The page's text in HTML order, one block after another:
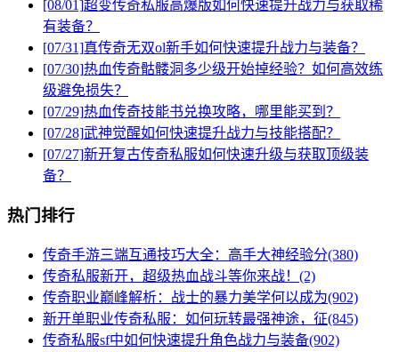
[08/01]超变传奇私服高爆版如何快速提升战力与获取稀
有装备？
[07/31]真传奇无双ol新手如何快速提升战力与装备？
[07/30]热血传奇骷髅洞多少级开始掉经验？如何高效练
级避免损失？
[07/29]热血传奇技能书兑换攻略，哪里能买到？
[07/28]武神觉醒如何快速提升战力与技能搭配？
[07/27]新开复古传奇私服如何快速升级与获取顶级装
备？
热门排行
传奇手游三端互通技巧大全：高手大神经验分(380)
传奇私服新开，超级热血战斗等你来战！(2)
传奇职业巅峰解析：战士的暴力美学何以成为(902)
新开单职业传奇私服：如何玩转最强神途，征(845)
传奇私服sf中如何快速提升角色战力与装备(902)